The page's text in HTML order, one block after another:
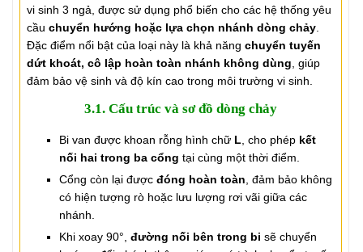
vi sinh 3 ngả, được sử dụng phổ biến cho các hệ thống yêu
cầu chuyển hướng hoặc lựa chọn nhánh dòng chảy.
Đặc điểm nổi bật của loại này là khả năng chuyển tuyến
dứt khoát, cô lập hoàn toàn nhánh không dùng , giúp
đảm bảo vệ sinh và độ kín cao trong môi trường vi sinh.
3.1. Cấu trúc và sơ đồ dòng chảy
Bi van được khoan rỗng hình chữ L , cho phép kết
nối hai trong ba cổng tại cùng một thời điểm.
Cổng còn lại được đóng hoàn toàn , đảm bảo không
có hiện tượng rò hoặc lưu lượng rơi vãi giữa các
nhánh.
Khi xoay 90°, đường nối bên trong bi sẽ chuyển